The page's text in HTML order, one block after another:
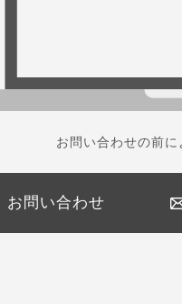
お問い合わせの前
お問い合わせ